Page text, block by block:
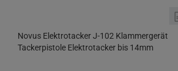
Novus Elektrotacker J-102 Klammergerät
Tackerpistole Elektrotacker bis 14mm